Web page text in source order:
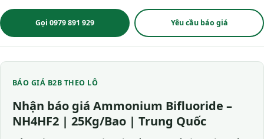
Gọi 0979 891 929 Yêu cầu báo giá
BÁO GIÁ B2B THEO LÔ
Nhận báo giá Ammonium Bifluoride –
NH4HF2 | 25Kg/Bao | Trung Quốc